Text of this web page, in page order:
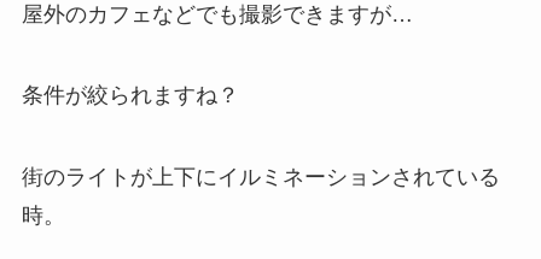
屋外のカフェなどでも撮影できますが…
条件が絞られますね？
街のライトが上下にイルミネーションされている
時。